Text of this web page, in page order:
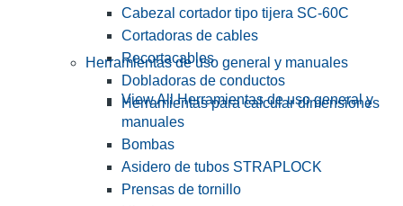
Cabezal cortador tipo tijera SC-60C
Cortadoras de cables
Recortacables
Dobladoras de conductos
Herramientas para calcular dimensiones
Herramientas de uso general y manuales
View All Herramientas de uso general y
manuales
Bombas
Asidero de tubos STRAPLOCK
Prensas de tornillo